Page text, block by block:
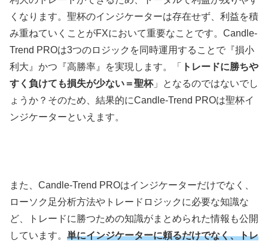
くなります。聖杯のインジケーターは存在せず、利益を積
み重ねていくことがFXにおいて重要なことです。Candle-
Trend PROは3つのロジックを同時運用することで『損小
利大』かつ『高勝率』を実現します。「
トレードに勝ちや
すく負けても損失が少ない＝聖杯」となるのではないでし
ょうか？そのため、結果的にCandle-Trend PROは聖杯イ
ンジケーターといえます。
また、Candle-Trend PROはインジケーターだけでなく、
ローソク足分析方法やトレードロジックに必要な知識な
ど、トレードに勝つための知識がまとめられた情報も公開
しています。 単にインジケーターに頼るだけでなく、トレ